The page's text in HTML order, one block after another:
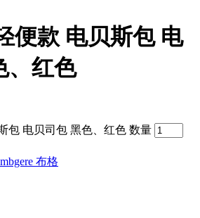
便款 电贝斯包 电
、红色
包 电贝司包 黑色、红色 数量
布格